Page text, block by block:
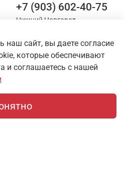
+7 (903) 602-40-75
Нижний Новгород
наш сайт, вы даете согласие
которые обеспечивают
и соглашаетесь с нашей